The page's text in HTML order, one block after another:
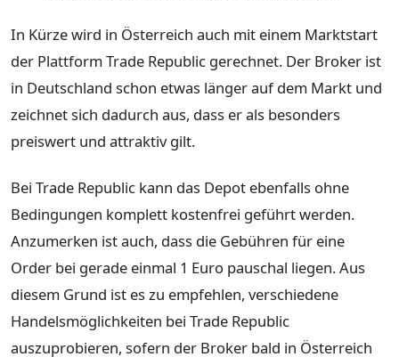
In Kürze wird in Österreich auch mit einem Marktstart
der Plattform Trade Republic gerechnet. Der Broker ist
in Deutschland schon etwas länger auf dem Markt und
zeichnet sich dadurch aus, dass er als besonders
preiswert und attraktiv gilt.
Bei Trade Republic kann das Depot ebenfalls ohne
Bedingungen komplett kostenfrei geführt werden.
Anzumerken ist auch, dass die Gebühren für eine
Order bei gerade einmal 1 Euro pauschal liegen. Aus
diesem Grund ist es zu empfehlen, verschiedene
Handelsmöglichkeiten bei Trade Republic
auszuprobieren, sofern der Broker bald in Österreich